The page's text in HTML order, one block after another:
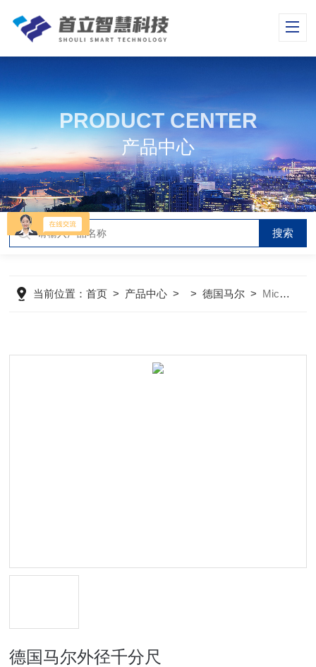
PRODUCT CENTER
产品中心
当前位置：首页 > 产品中心 > >德国马尔 > Micromar 40 A德国马尔外径千分尺
德国马尔外径千分尺